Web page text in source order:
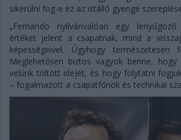
sikerülni fog-e ez az istálló gyenge
„Fernando nyilvánvalóan egy
értéket jelent a csapatnak, mind a
képességeivel. Úgyhogy természetesen
Meglehetősen biztos vagyok benne,
velünk töltött idejét, és hogy folytatni
– fogalmazott a csapatfőnök és technikai